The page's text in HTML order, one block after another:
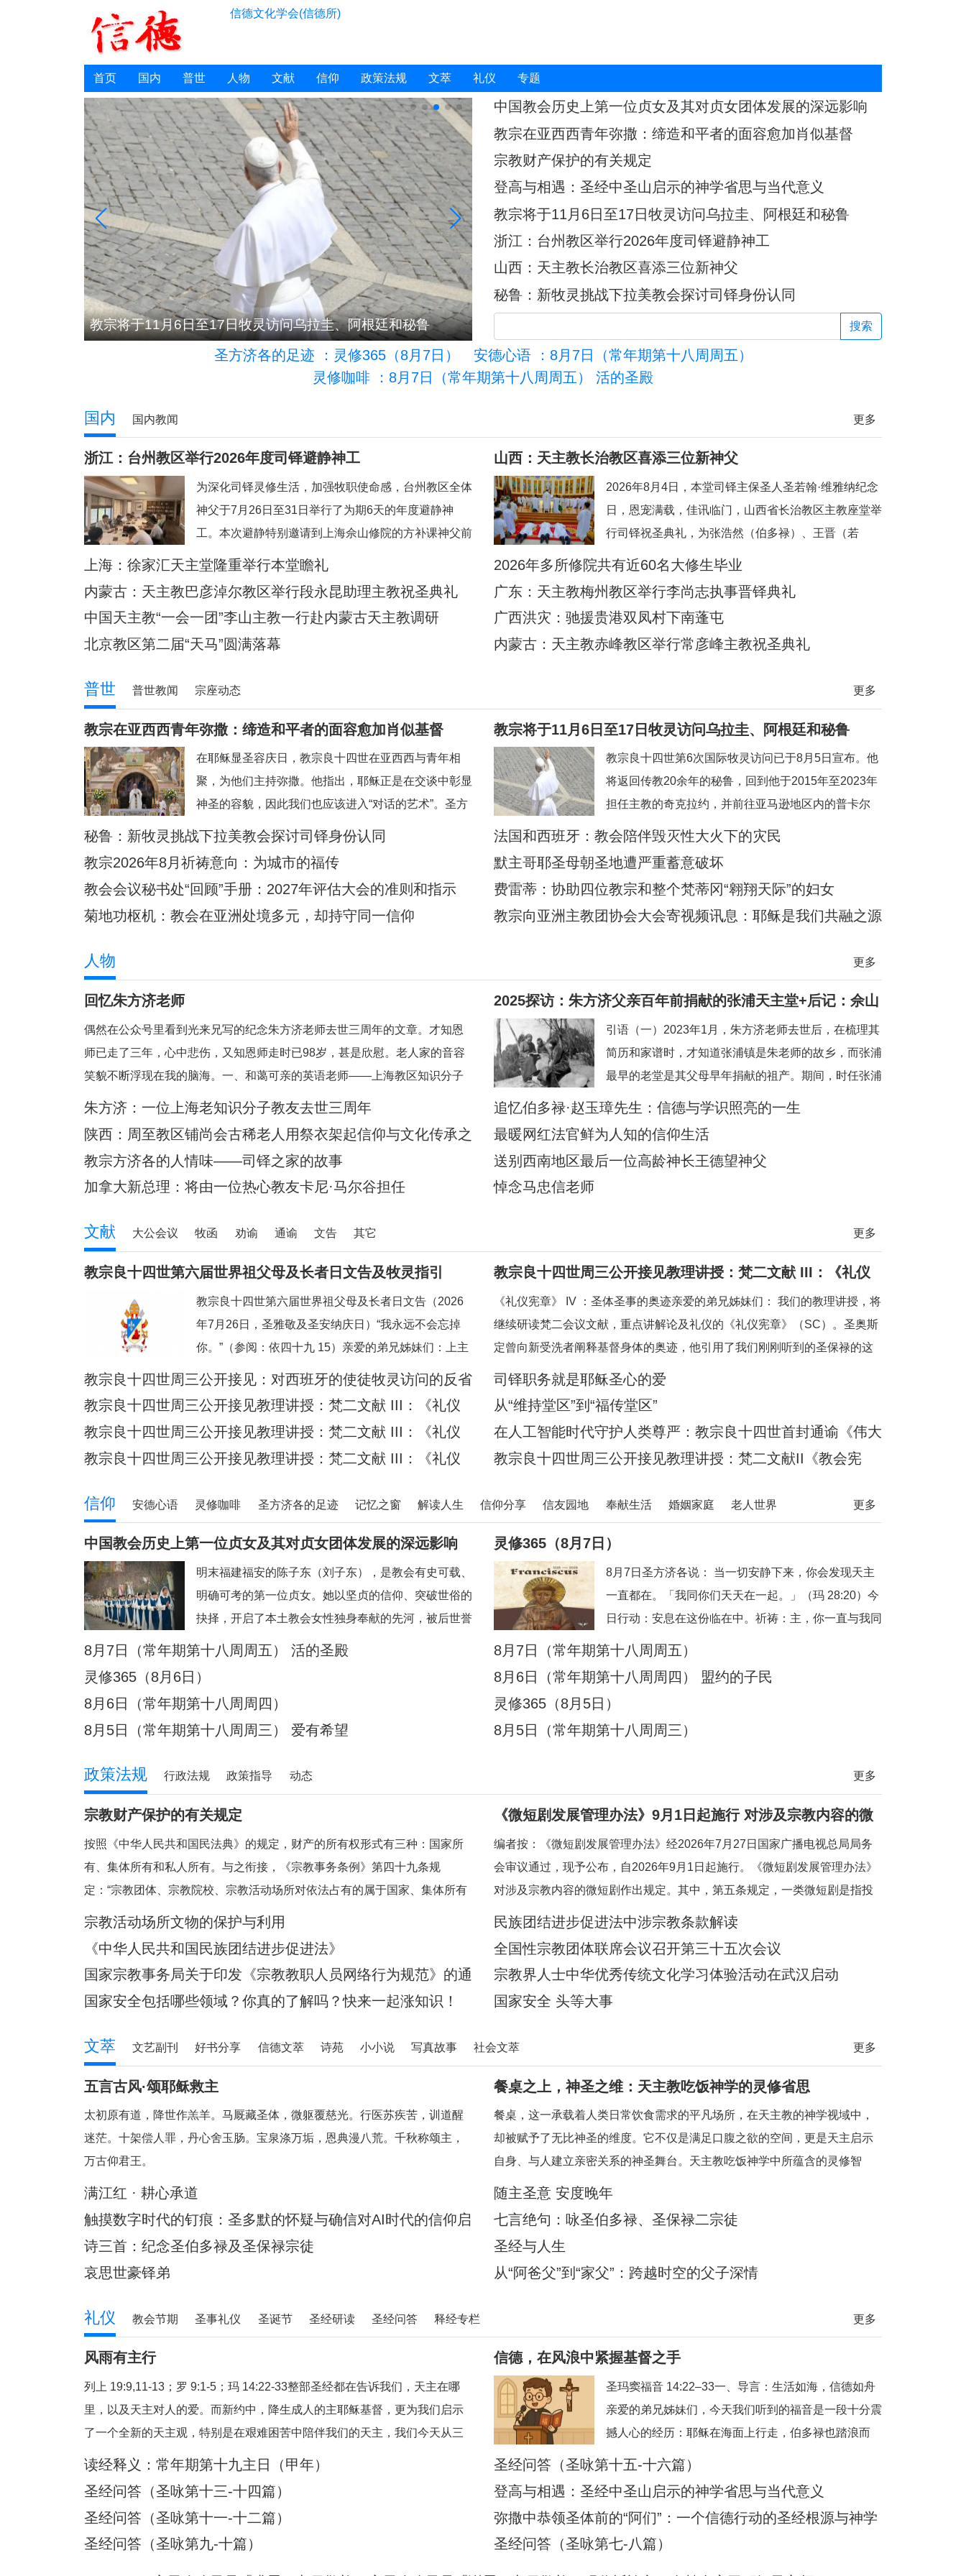
信德文化学会(信德所)
首页 国内 普世 人物 文献 信仰 政策法规 文萃 礼仪 专题
教宗将于11月6日至17日牧灵访问乌拉圭、阿根廷和秘鲁 山西：天主教
中国教会历史上第一位贞女及其对贞女团体发展的深远影响
教宗在亚西西青年弥撒：缔造和平者的面容愈加肖似基督
宗教财产保护的有关规定
登高与相遇：圣经中圣山启示的神学省思与当代意义
教宗将于11月6日至17日牧灵访问乌拉圭、阿根廷和秘鲁
浙江：台州教区举行2026年度司铎避静神工
山西：天主教长治教区喜添三位新神父
秘鲁：新牧灵挑战下拉美教会探讨司铎身份认同
搜索
圣方济各的足迹 ：灵修365（8月7日） 安德心语：8月7日（常年期第十八周周五）
灵修咖啡 ：8月7日（常年期第十八周周五） 活的圣殿
更多
国内 国内教闻
浙江：台州教区举行2026年度司铎避静神工
为深化司铎灵修生活，加强牧职使命感，台州教区全体
神父于7月26日至31日举行了为期6天的年度避静神
工。本次避静特别邀请到上海佘山修院的方补课神父前
来带领，主题为“更深刻地认识真实的耶稣基督”。在当
一个宝贵的静默与省思时机，帮助大家暂时脱离日常事
务，回归内在深
山西：天主教长治教区喜添三位新神父
2026年8月4日，本堂司铎主保圣人圣若翰·维雅纳纪念
日，恩宠满载，佳讯临门，山西省长治教区主教座堂举
行司铎祝圣典礼，为张浩然（伯多禄）、王晋（若
望）、刘晓恒（伯多禄）三位执事授予司铎圣秩。祝圣
忠神父、主教府本堂韩霄神父襄礼。来自长治教区及各
地80余位神父共祭
上海：徐家汇天主堂隆重举行本堂瞻礼
2026年多所修院共有近60名大修生毕业
内蒙古：天主教巴彦淖尔教区举行段永昆助理主教祝圣典礼
广东：天主教梅州教区举行李尚志执事晋铎典礼
中国天主教“一会一团”李山主教一行赴内蒙古天主教调研
广西洪灾：驰援贵港双凤村下南蓬屯
北京教区第二届“天马”圆满落幕
内蒙古：天主教赤峰教区举行常彦峰主教祝圣典礼
更多
普世 普世教闻 宗座动态
教宗在亚西西青年弥撒：缔造和平者的面容愈加肖似基督
在耶稣显圣容庆日，教宗良十四世在亚西西与青年相
聚，为他们主持弥撒。他指出，耶稣正是在交谈中彰显
神圣的容貌，因此我们也应该进入“对话的艺术”。圣方
济各、圣女加辣，以及为数众多的其他青年，就是在亚
6日耶稣显圣容庆日在意大利亚西西天使之后圣母大殿
内主持弥撒圣祭
教宗将于11月6日至17日牧灵访问乌拉圭、阿根廷和秘鲁
教宗良十四世第6次国际牧灵访问已于8月5日宣布。他
将返回传教20余年的秘鲁，回到他于2015年至2023年
担任主教的奇克拉约，并前往亚马逊地区内的普卡尔
帕。此外，他也要去教宗方济各的出生地阿根廷，以及
同胞的普雷沃斯特教宗，即将回到他度过多年传教岁月
的安第斯大地，在那里
秘鲁：新牧灵挑战下拉美教会探讨司铎身份认同
法国和西班牙：教会陪伴毁灭性大火下的灾民
教宗2026年8月祈祷意向：为城市的福传
默主哥耶圣母朝圣地遭严重蓄意破坏
教会会议秘书处“回顾”手册：2027年评估大会的准则和指示
费雷蒂：协助四位教宗和整个梵蒂冈“翱翔天际”的妇女
菊地功枢机：教会在亚洲处境多元，却持守同一信仰
教宗向亚洲主教团协会大会寄视频讯息：耶稣是我们共融之源
更多
人物
回忆朱方济老师
偶然在公众号里看到光来兄写的纪念朱方济老师去世三周年的文章。才知恩
师已走了三年，心中悲伤，又知恩师走时已98岁，甚是欣慰。老人家的音容
笑貌不断浮现在我的脑海。一、和蔼可亲的英语老师——上海教区知识分子
的典范。老师向来以严肃可怕著称，但朱老留给我的印象是和蔼可亲，永远
2025探访：朱方济父亲百年前捐献的张浦天主堂+后记：佘山
校友怀念恩师
引语（一）2023年1月，朱方济老师去世后，在梳理其
简历和家谱时，才知道张浦镇是朱老师的故乡，而张浦
最早的老堂是其父母早年捐献的祖产。期间，时任张浦
本堂陆学清神父也提供了一些史料。当时一点也没想到
应苏州教区徐宏根主教的邀请，前去苏州教区主教公署
陪伴当地神父们避
朱方济：一位上海老知识分子教友去世三周年
追忆伯多禄·赵玉璋先生：信德与学识照亮的一生
陕西：周至教区铺尚会古稀老人用祭衣架起信仰与文化传承之
桥
最暖网红法官鲜为人知的信仰生活
教宗方济各的人情味——司铎之家的故事
送别西南地区最后一位高龄神长王德望神父
加拿大新总理：将由一位热心教友卡尼·马尔谷担任
悼念马忠信老师
更多
文献 大公会议 牧函 劝谕 通谕 文告 其它
教宗良十四世第六届世界祖父母及长者日文告及牧灵指引
教宗良十四世第六届世界祖父母及长者日文告（2026
年7月26日，圣雅敬及圣安纳庆日）“我永远不会忘掉
你。”（参阅：依四十九 15）亲爱的弟兄姊妹们：上主
借着依撒意亚先知的口，许诺祂永远都不会忘掉我们任
掌心上（参阅：依四十九 16），祂对我们的爱，比母
亲对子女的爱更为
教宗良十四世周三公开接见教理讲授：梵二文献 III：《礼仪
《礼仪宪章》 IV ：圣体圣事的奥迹亲爱的弟兄姊妹们： 我们的教理讲授，将
继续研读梵二会议文献，重点讲解论及礼仪的《礼仪宪章》（SC）。圣奥斯
定曾向新受洗者阐释基督身体的奥迹，他引用了我们刚刚听到的圣保禄的这
句经文：“现在你们是基督的身体，各自都是肢体。”（格前12:27）他继而说
教宗良十四世周三公开接见：​对西班牙的使徒牧灵访问的反省
司铎职务就是耶稣圣心的爱
教宗良十四世周三公开接见教理讲授：梵二文献 III：《礼仪
宪章》
从“维持堂区”到“福传堂区”
教宗良十四世周三公开接见教理讲授：梵二文献 III：《礼仪
宪章》
在人工智能时代守护人类尊严：教宗良十四世首封通谕《伟大
的人类》预先品尝
教宗良十四世周三公开接见教理讲授：梵二文献 III：《礼仪
教宗良十四世周三公开接见教理讲授：梵二文献II《教会宪
更多
信仰 安德心语 灵修咖啡 圣方济各的足迹 记忆之窗 解读人生 信仰分享 信友园地 奉献生活 婚姻家庭 老人世界
青年之友 青葱岁月 信仰见证
中国教会历史上第一位贞女及其对贞女团体发展的深远影响
明末福建福安的陈子东（刘子东），是教会有史可载、
明确可考的第一位贞女。她以坚贞的信仰、突破世俗的
抉择，开启了本土教会女性独身奉献的先河，被后世誉
为“中华第一朵童贞花”。其个人圣德与榜样力量，直接
络。一、中华首位贞女：陈子东完整生平陈子东
（1627—1665），
灵修365（8月7日）
8月7日圣方济各说： 当一切安静下来，你会发现天主
一直都在。「我同你们天天在一起。」（玛 28:20）今
日行动：安息在这份临在中。祈祷：主，你一直与我同
在。另：8月8日圣方济各说：当灵魂不再抓紧自己，
他，因为他必眷顾你们。」（伯前 5:7）今日行动：把
一件放心不下的事，
8月7日（常年期第十八周周五） 活的圣殿
8月7日（常年期第十八周周五）
灵修365（8月6日）
8月6日（常年期第十八周周四） 盟约的子民
8月6日（常年期第十八周周四）
灵修365（8月5日）
8月5日（常年期第十八周周三） 爱有希望
8月5日（常年期第十八周周三）
更多
政策法规 行政法规 政策指导 动态
宗教财产保护的有关规定
按照《中华人民共和国民法典》的规定，财产的所有权形式有三种：国家所
有、集体所有和私人所有。与之衔接，《宗教事务条例》第四十九条规
定：“宗教团体、宗教院校、宗教活动场所对依法占有的属于国家、集体所有
的财产，依照法律和国家有关规定管理和使用；对其他合法财产，依法享有
《微短剧发展管理办法》9月1日起施行 对涉及宗教内容的微
编者按：《微短剧发展管理办法》经2026年7月27日国家广播电视总局局务
会审议通过，现予公布，自2026年9月1日起施行。《微短剧发展管理办法》
对涉及宗教内容的微短剧作出规定。其中，第五条规定，一类微短剧是指投
资额度较大或者主要剧情涉及政治、军事、外交、国家安全、统战、民族、
宗教活动场所文物的保护与利用
民族团结进步促进法中涉宗教条款解读
《中华人民共和国民族团结进步促进法》
全国性宗教团体联席会议召开第三十五次会议
国家宗教事务局关于印发《宗教教职人员网络行为规范》的通
知
宗教界人士中华优秀传统文化学习体验活动在武汉启动
国家安全包括哪些领域？你真的了解吗？快来一起涨知识！
国家安全 头等大事
更多
文萃 文艺副刊 好书分享 信德文萃 诗苑 小小说 写真故事 社会文萃
五言古风·颂耶稣救主
太初原有道，降世作羔羊。马厩藏圣体，微躯覆慈光。行医苏疾苦，训道醒
迷茫。十架偿人罪，丹心舍玉肠。宝泉涤万垢，恩典漫八荒。千秋称颂主，
万古仰君王。
餐桌之上，神圣之维：天主教吃饭神学的灵修省思
餐桌，这一承载着人类日常饮食需求的平凡场所，在天主教的神学视域中，
却被赋予了无比神圣的维度。它不仅是满足口腹之欲的空间，更是天主启示
自身、与人建立亲密关系的神圣舞台。天主教吃饭神学中所蕴含的灵修智
慧，引领我们在每一次的用餐时刻，都能敏锐地察觉到天主的临在，领悟到
满江红 · 耕心承道
随主圣意 安度晚年
触摸数字时代的钉痕：圣多默的怀疑与确信对AI时代的信仰启
迪
七言绝句：咏圣伯多禄、圣保禄二宗徒
诗三首：纪念圣伯多禄及圣保禄宗徒
圣经与人生
哀思世豪铎弟
从“阿爸父”到“家父”：跨越时空的父子深情
更多
礼仪 教会节期 圣事礼仪 圣诞节 圣经研读 圣经问答 释经专栏
风雨有主行
列上 19:9,11-13；罗 9:1-5；玛 14:22-33整部圣经都在告诉我们，天主在哪
里，以及天主对人的爱。而新约中，降生成人的主耶稣基督，更为我们启示
了一个全新的天主观，特别是在艰难困苦中陪伴我们的天主，我们今天从三
个方面反省福音和读经的教导：（1）祈祷与生活；（2）主步行水面；（3）
信德，在风浪中紧握基督之手
圣玛窦福音 14:22–33一、导言：生活如海，信德如舟
亲爱的弟兄姊妹们，今天我们听到的福音是一段十分震
撼人心的经历：耶稣在海面上行走，伯多禄也踏浪而
行，但因恐惧而下沉，被耶稣所救。这不仅是一段神
看到：风浪 = 生活的试炼、恐惧、不安；船 = 教会与
我们的信仰生活；
读经释义：常年期第十九主日（甲年）
圣经问答（圣咏第十五-十六篇）
圣经问答（圣咏第十三-十四篇）
登高与相遇：圣经中圣山启示的神学省思与当代意义
圣经问答（圣咏第十一-十二篇）
弥撒中恭领圣体前的“阿们”：一个信德行动的圣经根源与神学
意蕴
圣经问答（圣咏第九-十篇） 圣经问答（圣咏第七-八篇）